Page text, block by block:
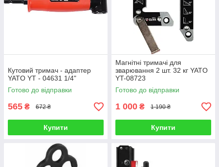
Кутовий тримач - адаптер
YATO YT - 04631 1/4"
Готово до відправки
565 ₴ 672 ₴
Купити
Магнітні тримачі для
зварювання 2 шт. 32 кг YATO
YT-08723
Готово до відправки
1 000 ₴ 1 190 ₴
Купити